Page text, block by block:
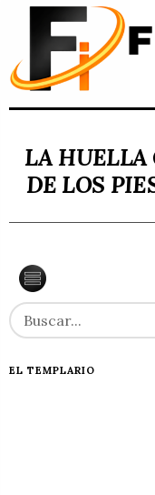
LA HUELLA
DE LOS
EL TEMPLARIO